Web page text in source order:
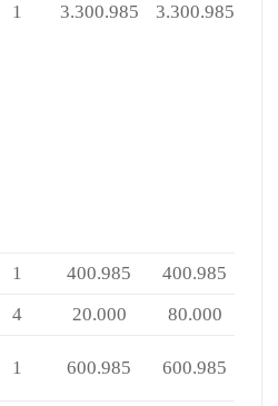
1 3.300.985 3.300.985
1 400.985
400.985
4 20.000
80.000
1 600.985 600.985